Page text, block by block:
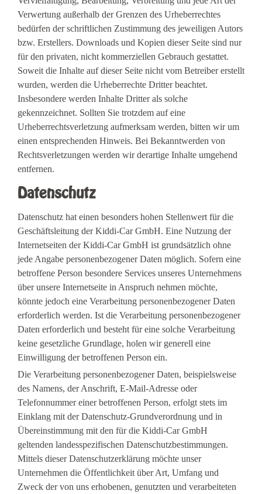
Verwertung außerhalb der Grenzen des Urheberrechtes
bedürfen der schriftlichen Zustimmung des jeweiligen Autors
bzw. Erstellers. Downloads und Kopien dieser Seite sind nur
für den privaten, nicht kommerziellen Gebrauch gestattet.
Soweit die Inhalte auf dieser Seite nicht vom Betreiber erstellt
wurden, werden die Urheberrechte Dritter beachtet.
Insbesondere werden Inhalte Dritter als solche
gekennzeichnet. Sollten Sie trotzdem auf eine
Urheberrechtsverletzung aufmerksam werden, bitten wir um
einen entsprechenden Hinweis. Bei Bekanntwerden von
Rechtsverletzungen werden wir derartige Inhalte umgehend
entfernen.
Datenschutz
Datenschutz hat einen besonders hohen Stellenwert für die
Geschäftsleitung der Kiddi-Car GmbH. Eine Nutzung der
Internetseiten der Kiddi-Car GmbH ist grundsätzlich ohne
jede Angabe personenbezogener Daten möglich. Sofern eine
betroffene Person besondere Services unseres Unternehmens
über unsere Internetseite in Anspruch nehmen möchte,
könnte jedoch eine Verarbeitung personenbezogener Daten
erforderlich werden. Ist die Verarbeitung personenbezogener
Daten erforderlich und besteht für eine solche Verarbeitung
keine gesetzliche Grundlage, holen wir generell eine
Einwilligung der betroffenen Person ein.
Die Verarbeitung personenbezogener Daten, beispielsweise
des Namens, der Anschrift, E-Mail-Adresse oder
Telefonnummer einer betroffenen Person, erfolgt stets im
Einklang mit der Datenschutz-Grundverordnung und in
Übereinstimmung mit den für die Kiddi-Car GmbH
geltenden landesspezifischen Datenschutzbestimmungen.
Mittels dieser Datenschutzerklärung möchte unser
Unternehmen die Öffentlichkeit über Art, Umfang und
Zweck der von uns erhobenen, genutzten und verarbeiteten